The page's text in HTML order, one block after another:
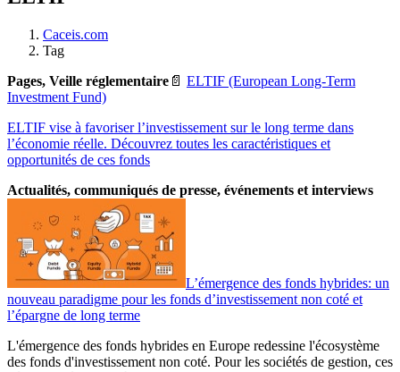
Caceis.com
Tag
Pages, Veille réglementaire 📄 ELTIF (European Long-Term
Investment Fund)
ELTIF vise à favoriser l’investissement sur le long terme dans
l’économie réelle. Découvrez toutes les caractéristiques et
opportunités de ces fonds
Actualités, communiqués de presse, événements et interviews
L’émergence des fonds hybrides: un
nouveau paradigme pour les fonds d’investissement non coté et
l’épargne de long terme
L'émergence des fonds hybrides en Europe redessine l'écosystème
des fonds d'investissement non coté. Pour les sociétés de gestion, ces